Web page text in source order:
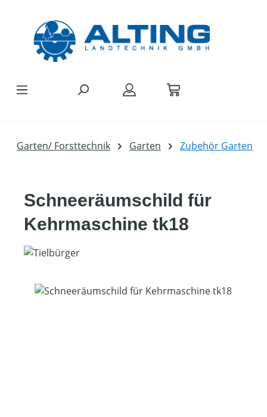
Garten/ Forsttechnik Garten Zubehör Garten
Schneeräumschild für
Kehrmaschine tk18
Bildergalerie überspringen